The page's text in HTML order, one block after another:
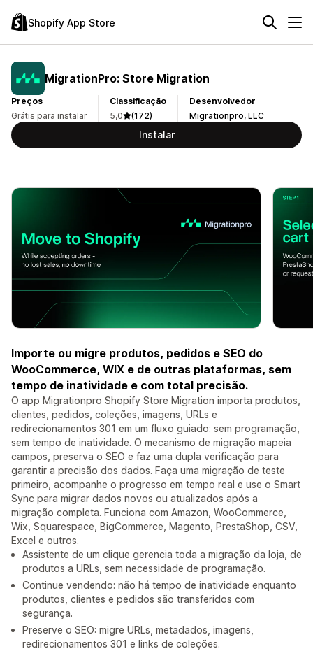
Shopify App Store
MigrationPro: Store Migration
Preços
Grátis para instalar
Classificação
5,0
(172)
Desenvolvedor
Migrationpro, LLC
Instalar
Importe ou migre produtos, pedidos e SEO do
WooCommerce, WIX e de outras plataformas, sem
tempo de inatividade e com total precisão.
O app Migrationpro Shopify Store Migration importa produtos,
clientes, pedidos, coleções, imagens, URLs e
redirecionamentos 301 em um fluxo guiado: sem programação,
sem tempo de inatividade. O mecanismo de migração mapeia
campos, preserva o SEO e faz uma dupla verificação para
garantir a precisão dos dados. Faça uma migração de teste
primeiro, acompanhe o progresso em tempo real e use o Smart
Sync para migrar dados novos ou atualizados após a
migração completa. Funciona com Amazon, WooCommerce,
Wix, Squarespace, BigCommerce, Magento, PrestaShop, CSV,
Excel e outros.
Assistente de um clique gerencia toda a migração da loja, de
produtos a URLs, sem necessidade de programação.
Continue vendendo: não há tempo de inatividade enquanto
produtos, clientes e pedidos são transferidos com
segurança.
Preserve o SEO: migre URLs, metadados, imagens,
redirecionamentos 301 e links de coleções.